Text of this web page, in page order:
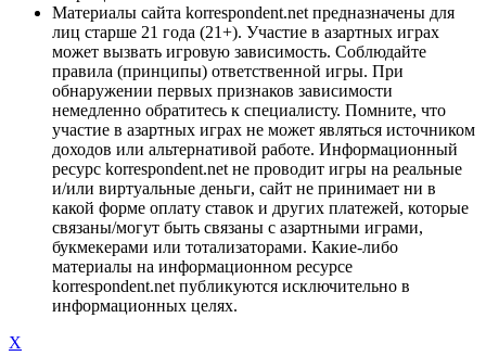
Материалы сайта korrespondent.net предназначены для
лиц старше 21 года (21+). Участие в азартных играх
может вызвать игровую зависимость. Соблюдайте
правила (принципы) ответственной игры. При
обнаружении первых признаков зависимости
немедленно обратитесь к специалисту. Помните, что
участие в азартных играх не может являться источником
доходов или альтернативой работе. Информационный
ресурс korrespondent.net не проводит игры на реальные
и/или виртуальные деньги, сайт не принимает ни в
какой форме оплату ставок и других платежей, которые
связаны/могут быть связаны с азартными играми,
букмекерами или тотализаторами. Какие-либо
материалы на информационном ресурсе
korrespondent.net публикуются исключительно в
информационных целях.
X